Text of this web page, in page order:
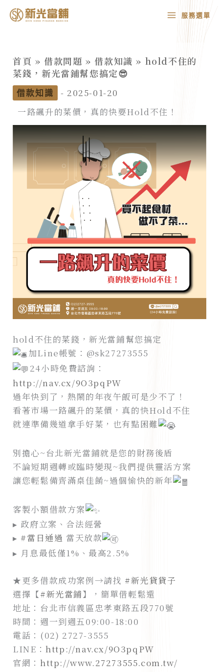
MAIN
MENU
服務選單
首頁 » 借款問題 » 借款知識 » hold不住的
菜錢，新光當鋪幫您搞定😎
借款知識 - 2025-01-20
一路飆升的菜價，真的快要Hold不住！
hold不住的菜錢，新光當鋪幫您搞定
加Line帳號：@sk27273555
24小時免費諮詢：
http://nav.cx/9O3pqPW
過年快到了，熱鬧的年夜午飯可是少不了！
看著市場一路飆升的菜價，真的快Hold不住
就連準備幾道拿手好菜，也有點困難
別擔心~台北新光當鋪就是您的財務後盾
不論短期週轉或臨時變現~我們提供靈活方案
讓您輕鬆備齊滿桌佳餚~過個愉快的新年
客製小額借款方案
▸ 政府立案、合法經營
▸ #當日通過 當天放款
▸ 月息最低僅1%、最高2.5%
★更多借款成功案例→請找 #新光貸貸子
選擇【#新光當鋪】，簡單借輕鬆還
地址：台北市信義區忠孝東路五段770號
時間：週一到週五09:00-18:00
電話：(02) 2727-3555
LINE：http://nav.cx/9O3pqPW
官網： http://www.27273555.com.tw/